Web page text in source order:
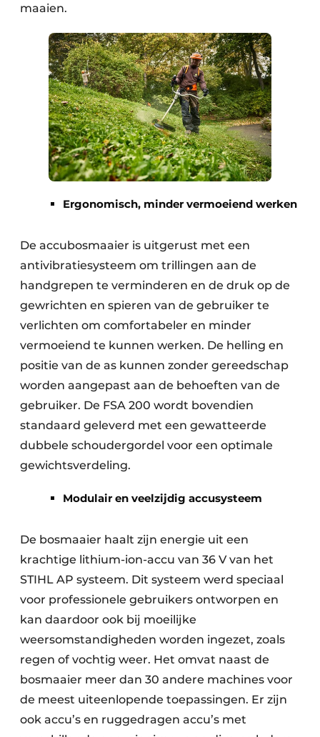
maaien.
Ergonomisch, minder vermoeiend werken
De accubosmaaier is uitgerust met een
antivibratiesysteem om trillingen aan de
handgrepen te verminderen en de druk op de
gewrichten en spieren van de gebruiker te
verlichten om comfortabeler en minder
vermoeiend te kunnen werken. De helling en
positie van de as kunnen zonder gereedschap
worden aangepast aan de behoeften van de
gebruiker. De FSA 200 wordt bovendien
standaard geleverd met een gewatteerde
dubbele schoudergordel voor een optimale
gewichtsverdeling.
Modulair en veelzijdig accusysteem
De bosmaaier haalt zijn energie uit een
krachtige lithium-ion-accu van 36 V van het
STIHL AP systeem. Dit systeem werd speciaal
voor professionele gebruikers ontworpen en
kan daardoor ook bij moeilijke
weersomstandigheden worden ingezet, zoals
regen of vochtig weer. Het omvat naast de
bosmaaier meer dan 30 andere machines voor
de meest uiteenlopende toepassingen. Er zijn
ook accu’s en ruggedragen accu’s met